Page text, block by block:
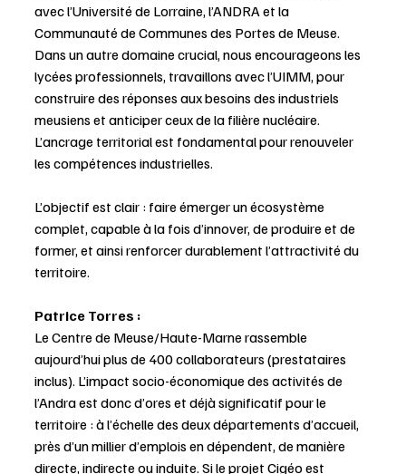
avec l’Université de Lorraine, l’ANDRA et la
Communauté de Communes des Portes de Meuse.
Dans un autre domaine crucial, nous encourageons les
lycées professionnels, travaillons avec l’UIMM, pour
construire des réponses aux besoins des industriels
meusiens et anticiper ceux de la filière nucléaire.
L’ancrage territorial est fondamental pour renouveler
les compétences industrielles.
L’objectif est clair : faire émerger un écosystème
complet, capable à la fois d’innover, de produire et de
former, et ainsi renforcer durablement l’attractivité du
territoire.
Patrice Torres :
Le Centre de Meuse/Haute-Marne rassemble
aujourd’hui plus de 400 collaborateurs (prestataires
inclus). L’impact socio-économique des activités de
l’Andra est donc d’ores et déjà significatif pour le
territoire : à l’échelle des deux départements d’accueil,
près d’un millier d’emplois en dépendent, de manière
directe, indirecte ou induite. Si le projet Cigéo est